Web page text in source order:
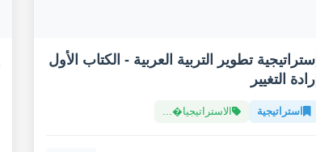
إستراتيجية تطوير التربية العربية - الكتاب الأول
إرادة التغيير
استراتيجية الاستراتيجيا�...